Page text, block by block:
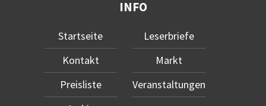
INFO
Startseite
Kontakt
Preisliste
Leserbriefe
Markt
Veranstaltungen